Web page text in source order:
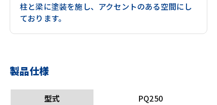
柱と梁に塗装を施し、アクセントのある空間にし
ております。
製品仕様
型式
PQ250